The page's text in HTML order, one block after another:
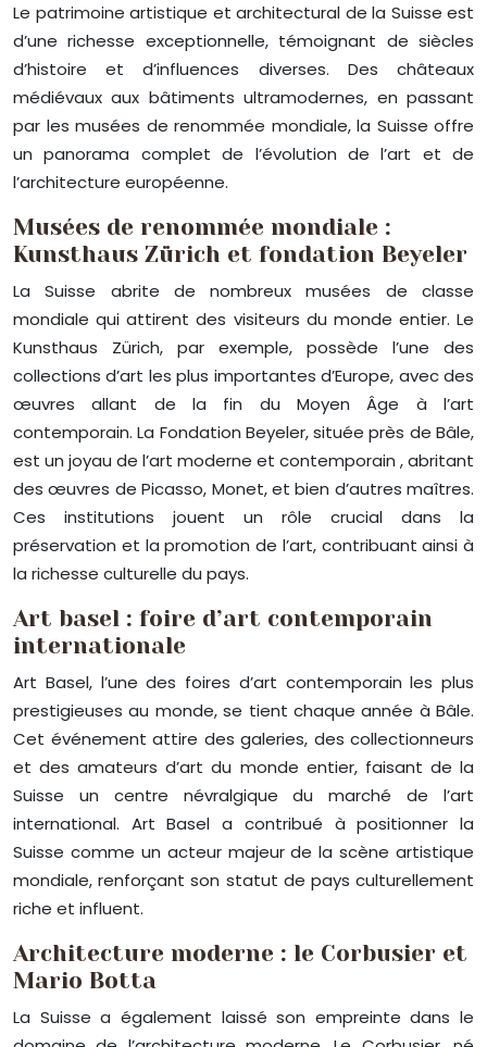
Le patrimoine artistique et architectural de la Suisse est
d’une richesse exceptionnelle, témoignant de siècles
d’histoire et d’influences diverses. Des châteaux
médiévaux aux bâtiments ultramodernes, en passant
par les musées de renommée mondiale, la Suisse offre
un panorama complet de l’évolution de l’art et de
l’architecture européenne.
Musées de renommée mondiale :
Kunsthaus Zürich et fondation Beyeler
La Suisse abrite de nombreux musées de classe
mondiale qui attirent des visiteurs du monde entier. Le
Kunsthaus Zürich, par exemple, possède l’une des
collections d’art les plus importantes d’Europe, avec des
œuvres allant de la fin du Moyen Âge à l’art
contemporain. La Fondation Beyeler, située près de Bâle,
est un joyau de l’art moderne et contemporain , abritant
des œuvres de Picasso, Monet, et bien d’autres maîtres.
Ces institutions jouent un rôle crucial dans la
préservation et la promotion de l’art, contribuant ainsi à
la richesse culturelle du pays.
Art basel : foire d’art contemporain
internationale
Art Basel, l’une des foires d’art contemporain les plus
prestigieuses au monde, se tient chaque année à Bâle.
Cet événement attire des galeries, des collectionneurs
et des amateurs d’art du monde entier, faisant de la
Suisse un centre névralgique du marché de l’art
international. Art Basel a contribué à positionner la
Suisse comme un acteur majeur de la scène artistique
mondiale, renforçant son statut de pays culturellement
riche et influent.
Architecture moderne : le Corbusier et
Mario Botta
La Suisse a également laissé son empreinte dans le